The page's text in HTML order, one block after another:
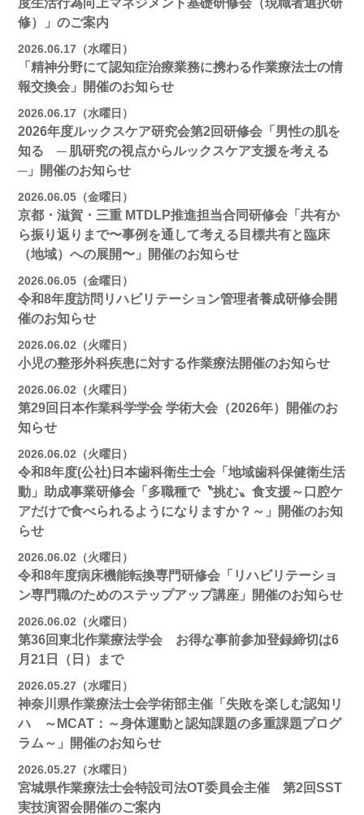
度生活行為向上マネジメント基礎研修会（現職者選択研
修）」のご案内
2026.06.17（水曜日）
「精神分野にて認知症治療業務に携わる作業療法士の情
報交換会」開催のお知らせ
2026.06.17（水曜日）
2026年度ルックスケア研究会第2回研修会「男性の肌を
知る ─ 肌研究の視点からルックスケア支援を考える
─」開催のお知らせ
2026.06.05（金曜日）
京都・滋賀・三重 MTDLP推進担当合同研修会「共有か
ら振り返りまで〜事例を通して考える目標共有と臨床
（地域）への展開〜」開催のお知らせ
2026.06.05（金曜日）
令和8年度訪問リハビリテーション管理者養成研修会開
催のお知らせ
2026.06.02（火曜日）
小児の整形外科疾患に対する作業療法開催のお知らせ
2026.06.02（火曜日）
第29回日本作業科学学会 学術大会（2026年）開催のお
知らせ
2026.06.02（火曜日）
令和8年度(公社)日本歯科衛生士会「地域歯科保健衛生活
動」助成事業研修会「多職種で〝挑む〟食支援～口腔ケ
アだけで食べられるようになりますか？～」開催のお知
らせ
2026.06.02（火曜日）
令和8年度病床機能転換専門研修会「リハビリテーショ
ン専門職のためのステップアップ講座」開催のお知らせ
2026.06.02（火曜日）
第36回東北作業療法学会 お得な事前参加登録締切は6
月21日（日）まで
2026.05.27（水曜日）
神奈川県作業療法士会学術部主催「失敗を楽しむ認知リ
ハ ～MCAT：～身体運動と認知課題の多重課題プログ
ラム～」開催のお知らせ
2026.05.27（水曜日）
宮城県作業療法士会特設司法OT委員会主催 第2回SST
実技演習会開催のご案内